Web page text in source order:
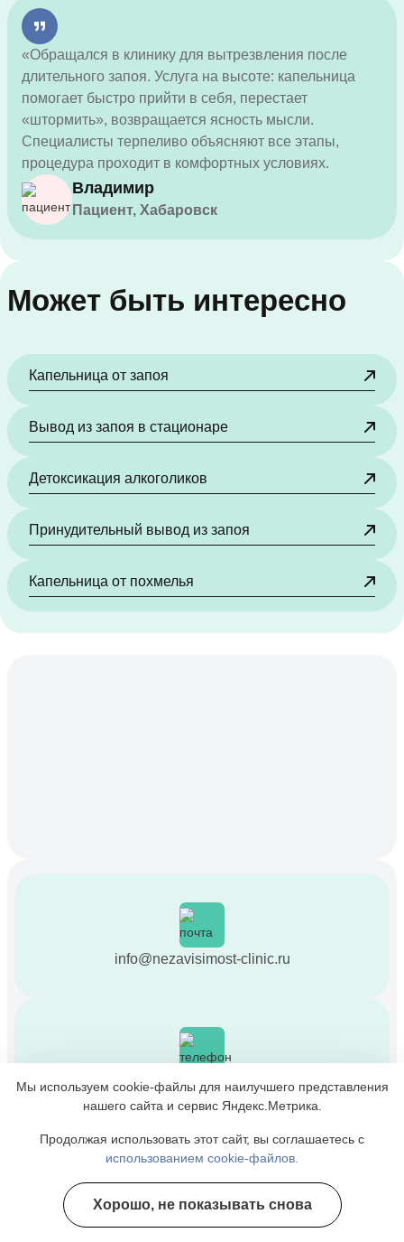
«Обращался в клинику для вытрезвления после
длительного запоя. Услуга на высоте: капельница
помогает быстро прийти в себя, перестает
«штормить», возвращается ясность мысли.
Специалисты терпеливо объясняют все этапы,
процедура проходит в комфортных условиях.
Спасибо за помощь!»
Владимир
Пациент, Хабаровск
Может быть интересно
Капельница от запоя
Вывод из запоя в стационаре
Детоксикация алкоголиков
Принудительный вывод из запоя
Капельница от похмелья
info@nezavisimost-clinic.ru
+7 (4212) 51-52-97
Информационная служба
Хабаровск, Облачный переулок, 64А
Полезные курсы
Мы используем cookie-файлы для наилучшего представления
нашего сайта и сервис Яндекс.Метрика.
Продолжая использовать этот сайт, вы соглашаетесь с
использованием cookie-файлов.
Хорошо, не показывать снова